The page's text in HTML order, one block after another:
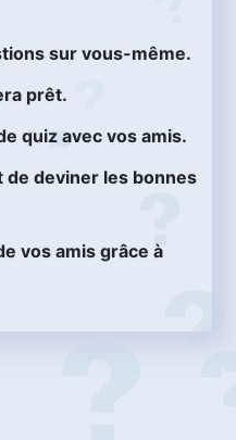
sur vous-même.
prêt.
quiz avec vos amis.
de deviner les bonnes
vos amis grâce à